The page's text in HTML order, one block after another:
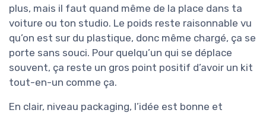
plus, mais il faut quand même de la place dans ta
voiture ou ton studio. Le poids reste raisonnable vu
qu’on est sur du plastique, donc même chargé, ça se
porte sans souci. Pour quelqu’un qui se déplace
souvent, ça reste un gros point positif d’avoir un kit
tout-en-un comme ça.
En clair, niveau packaging, l’idée est bonne et